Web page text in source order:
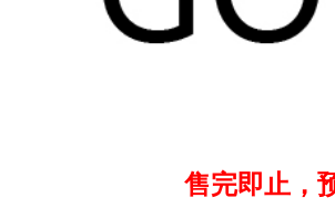
售完即止，